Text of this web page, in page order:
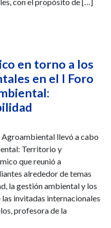
con el propósito de […]
escenario de diálogo y
en torno a los
en el I Foro
llevó a cabo
Territorio y
que reunió a
alrededor de temas
la gestión ambiental y los
invitadas internacionales
profesora de la